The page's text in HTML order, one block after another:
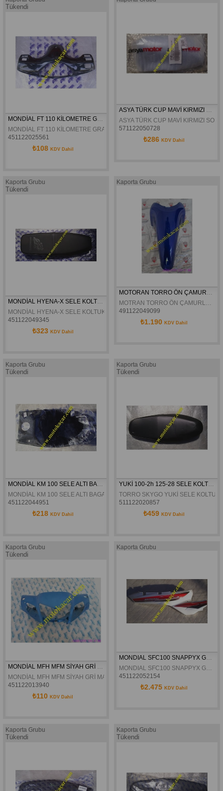
Tükendi
MONDİAL FT 110 KİLOMETRE GRANAJI ORJİNAL
MONDİAL FT 110 KİLOMETRE GRANAJI GRİ BORDO MAVİ YEŞİL ORJİNAL
451122025561
₺108 KDV Dahil
ASYA TÜRK CUP MAVİ KIRMIZI SOL ÖN ÇAMURLUK KULAĞI ORJ
ASYA TÜRK CUP MAVİ KIRMIZI SOL
571122050728
₺286 KDV Dahil
Kaporta Grubu
Tükendi
MONDİAL HYENA-X SELE KOLTUK ORJİNAL
MONDİAL HYENA-X SELE KOLTUK ORJİNAL
451122049345
₺323 KDV Dahil
Kaporta Grubu
MOTORAN TORRO ÖN ÇAMURLUK ORJINAL
MOTRAN TORRO ÖN ÇAMURLUK ORJINAL
491122049099
₺1.190 KDV Dahil
Kaporta Grubu
Tükendi
MONDİAL KM 100 SELE ALTI BAGAJ ORJİNAL
MONDİAL KM 100 SELE ALTI BAGAJ ORJİNAL
451122044951
₺218 KDV Dahil
Kaporta Grubu
Tükendi
YUKİ 100-2h 125-28 SELE KOLTUK ORJİNAL
TORRO SKYGO YUKİ SELE KOLTUK
511122020857
₺459 KDV Dahil
Kaporta Grubu
Tükendi
MONDİAL MFH MFM SİYAH GRİ MAVİ KIRMIZI FAR  GRANAJI ORJİNAL
MONDİAL MFH MFM SİYAH GRİ MAVİ KIRMIZI FAR  GRANAJI ORJİNAL
451122013940
₺110KDV Dahil
Kaporta Grubu
MONDIAL SFC100 SNAPPYX GRI SAG SELE ALTI GRANAJ ORJINAL
MONDIAL SFC100 SNAPPYX GRI SAG SELE ALTI GRANAJ ORJINAL
451122052154
₺2.475 KDV Dahil
Kaporta Grubu
Tükendi
Kaporta Grubu
Tükendi